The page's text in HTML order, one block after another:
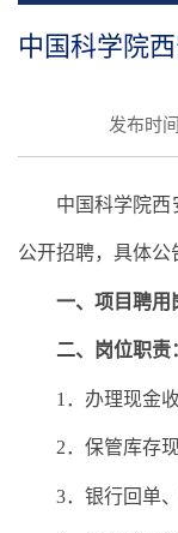
中国科学院
发布时
中国科学院
公开招聘，具体公
一、项目聘用
二、岗位职责
1．办理现金
2．保管库存
3．银行回单